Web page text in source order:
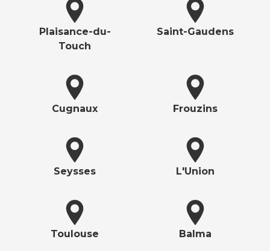
Plaisance-du-
Touch
Saint-Gaudens
Cugnaux Frouzins
Seysses L'Union
Toulouse Balma